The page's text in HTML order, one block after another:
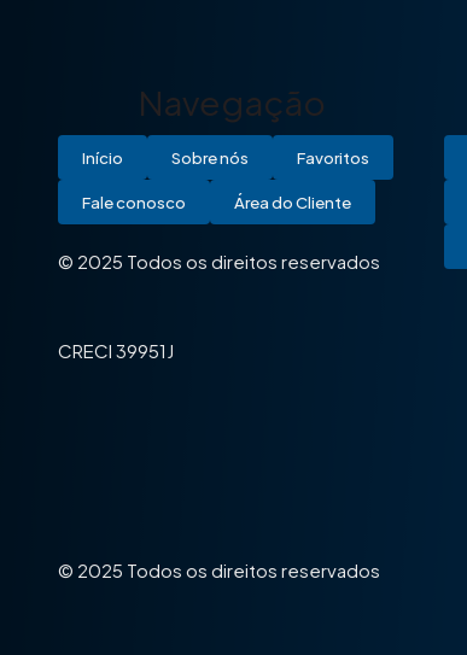
Navegação
Início Sobre nós Favoritos
Fale conosco Área do Cliente
© 2025 Todos os direitos reservados
CRECI 39951J
© 2025 Todos os direitos reservados